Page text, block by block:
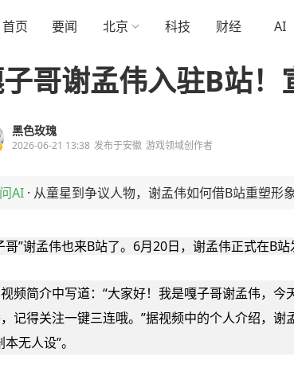
首页 要闻 北京 科技 财经 AI
哥谢孟伟入驻B站！
黑色玫瑰
2026-06-21 13:38 发布于安徽 游戏领域创作者
问AI · 从童星到争议人物，谢孟伟如何借B站重塑形象
哥”谢孟伟也来B站了。6月20日，谢孟伟正式在B
频简介中写道：“大家好！我是嘎子哥谢孟伟，今
记得关注一键三连哦。”据视频中的个人介绍，谢
本无人设”。